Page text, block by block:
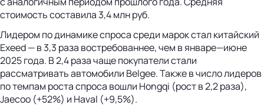
стоимость составила 3,4 млн руб.
Лидером по динамике спроса среди марок стал китайский
Exeed — в 3,3 раза востребованнее, чем в январе—июне
2025 года. В 2,4 раза чаще покупатели стали
рассматривать автомобили Belgee. Также в число лидеров
по темпам роста спроса вошли Hongqi (рост в 2,2 раза),
Jaecoo (+52%) и Haval (+9,5%).